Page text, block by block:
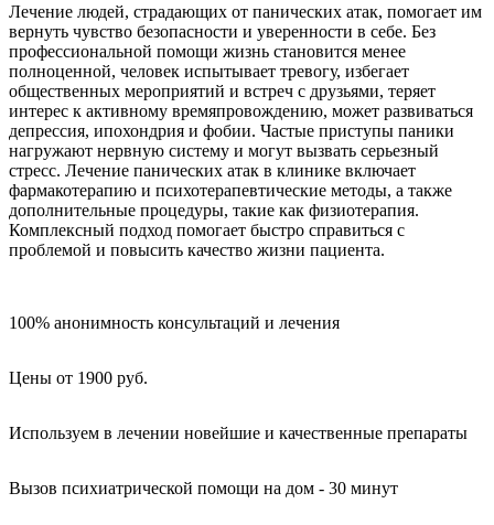
Лечение людей, страдающих от панических атак, помогает им
вернуть чувство безопасности и уверенности в себе. Без
профессиональной помощи жизнь становится менее
полноценной, человек испытывает тревогу, избегает
общественных мероприятий и встреч с друзьями, теряет
интерес к активному времяпровождению, может развиваться
депрессия, ипохондрия и фобии. Частые приступы паники
нагружают нервную систему и могут вызвать серьезный
стресс. Лечение панических атак в клинике включает
фармакотерапию и психотерапевтические методы, а также
дополнительные процедуры, такие как физиотерапия.
Комплексный подход помогает быстро справиться с
проблемой и повысить качество жизни пациента.
100% анонимность консультаций и лечения
Цены от 1900 руб.
Используем в лечении новейшие и качественные препараты
Вызов психиатрической помощи на дом - 30 минут